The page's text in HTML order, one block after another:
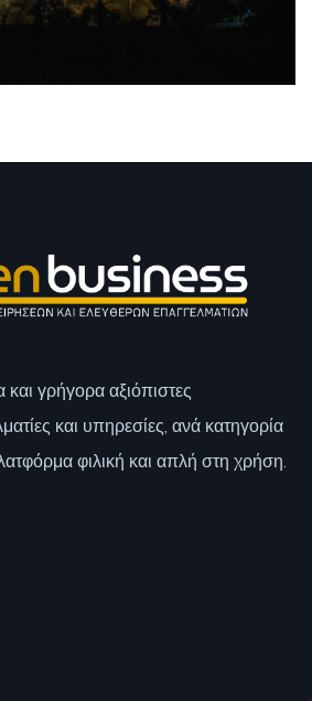
γρήγορα αξιόπιστες
και υπηρεσίες, ανά κατηγορία
φιλική και απλή στη χρήση.